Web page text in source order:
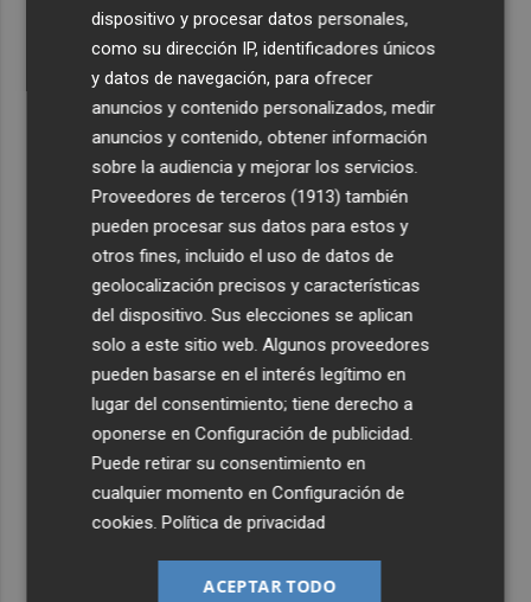
Xàtiva restringirá el acceso al Castillo con vehículos
particulares durante el eclipse del próximo 12 de agosto
dispositivo y procesar datos personales,
como su dirección IP, identificadores únicos
y datos de navegación, para ofrecer
anuncios y contenido personalizados, medir
anuncios y contenido, obtener información
sobre la audiencia y mejorar los servicios.
Proveedores de terceros (1913) también
pueden procesar sus datos para estos y
otros fines, incluido el uso de datos de
geolocalización precisos y características
del dispositivo. Sus elecciones se aplican
solo a este sitio web. Algunos proveedores
pueden basarse en el interés legítimo en
lugar del consentimiento; tiene derecho a
oponerse enConfiguración de publicidad.
Puede retirar su consentimiento en
cualquier momento enConfiguración de
cookies.Política de privacidad
ACEPTAR TODO